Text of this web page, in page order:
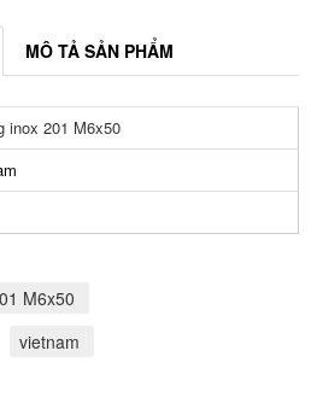
MÔ TẢ SẢN PHẨM
inox 201 M6x50
M6x50
vietnam